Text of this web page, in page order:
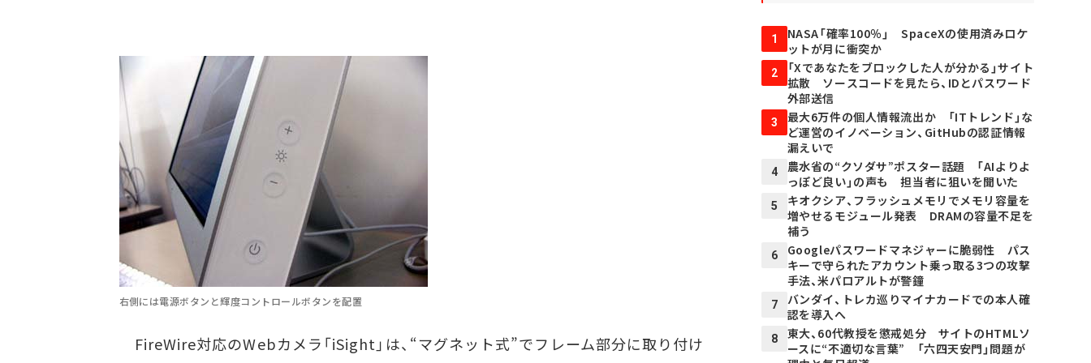
右側には電源ボタンと輝度コントロールボタンを配置
FireWire対応のWebカメラ「iSight」は、“マグネット式”でフレーム部分に取り付け
1
NASA「確率100％」 SpaceXの使用済みロケ
ットが月に衝突か
2
「Xであなたをブロックした人が分かる」サイト
拡散 ソースコードを見たら、IDとパスワード
外部送信
3
最大6万件の個人情報流出か 「ITトレンド」な
ど運営のイノベーション、GitHubの認証情報
漏えいで
4
農水省の“クソダサ”ポスター話題 「AIよりよ
っぽど良い」の声も 担当者に狙いを聞いた
5
キオクシア、フラッシュメモリでメモリ容量を
増やせるモジュール発表 DRAMの容量不足を
補う
6
Googleパスワードマネジャーに脆弱性 パス
キーで守られたアカウント乗っ取る3つの攻撃
手法、米パロアルトが警鐘
7
バンダイ、トレカ巡りマイナカードでの本人確
認を導入へ
8
東大、60代教授を懲戒処分 サイトのHTMLソ
ースに“不適切な言葉” 「六四天安門」問題が